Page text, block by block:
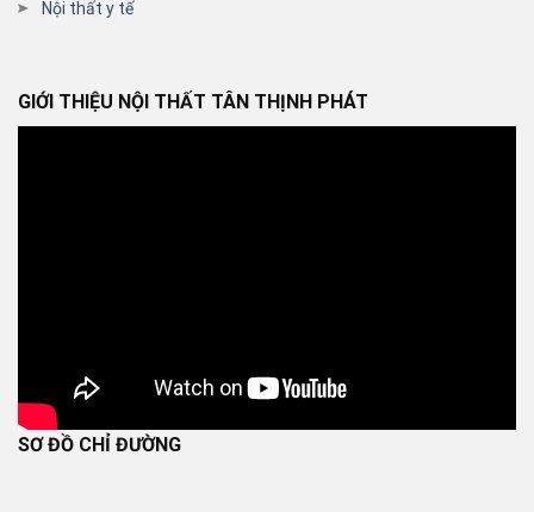
Nội thất y tế
GIỚI THIỆU NỘI THẤT TÂN THỊNH PHÁT
SƠ ĐỒ CHỈ ĐƯỜNG